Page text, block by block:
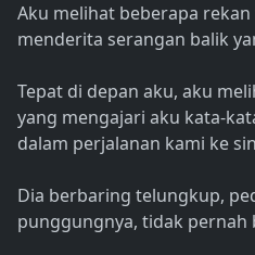
Aku melihat beberapa
menderita serangan balik
Tepat di depan aku, aku
yang mengajari aku kata-
dalam perjalanan kami ke
Dia berbaring telungkup,
punggungnya, tidak pernah